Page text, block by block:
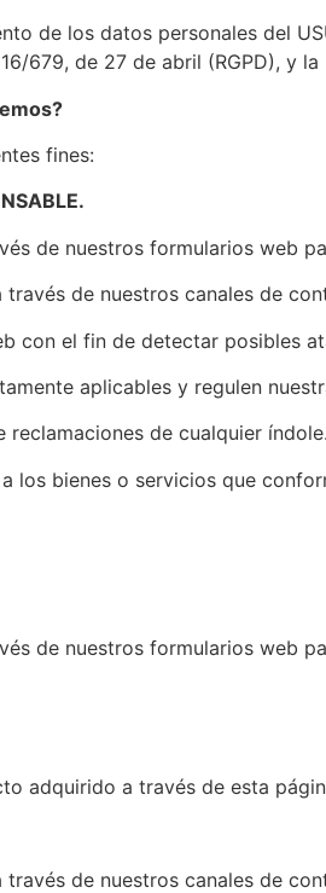
de los datos personales del
679, de 27 de abril (RGPD), y
fines:
de nuestros formularios web
de nuestros canales de
con el fin de detectar posibles
aplicables y regulen
de cualquier índole.
los bienes o servicios que
de nuestros formularios web
adquirido a través de esta
de nuestros canales de